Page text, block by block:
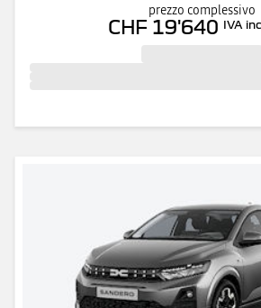
prezzo complessivo
CHF 19'640 IVA